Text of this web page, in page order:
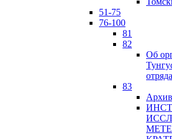
51-75
76-100
81
82
Об
отряда
83